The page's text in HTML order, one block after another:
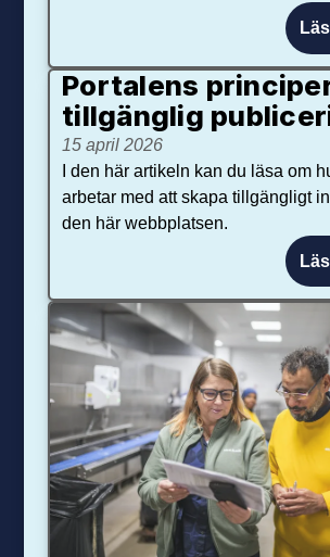
Portalens
tillgänglig
15 april 2026
I den här artikeln kan du läsa om
arbetar med att skapa tillgängligt
den här webbplatsen.